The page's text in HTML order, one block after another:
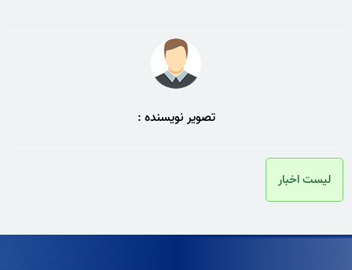
تصویر نویسنده :
لیست اخبار